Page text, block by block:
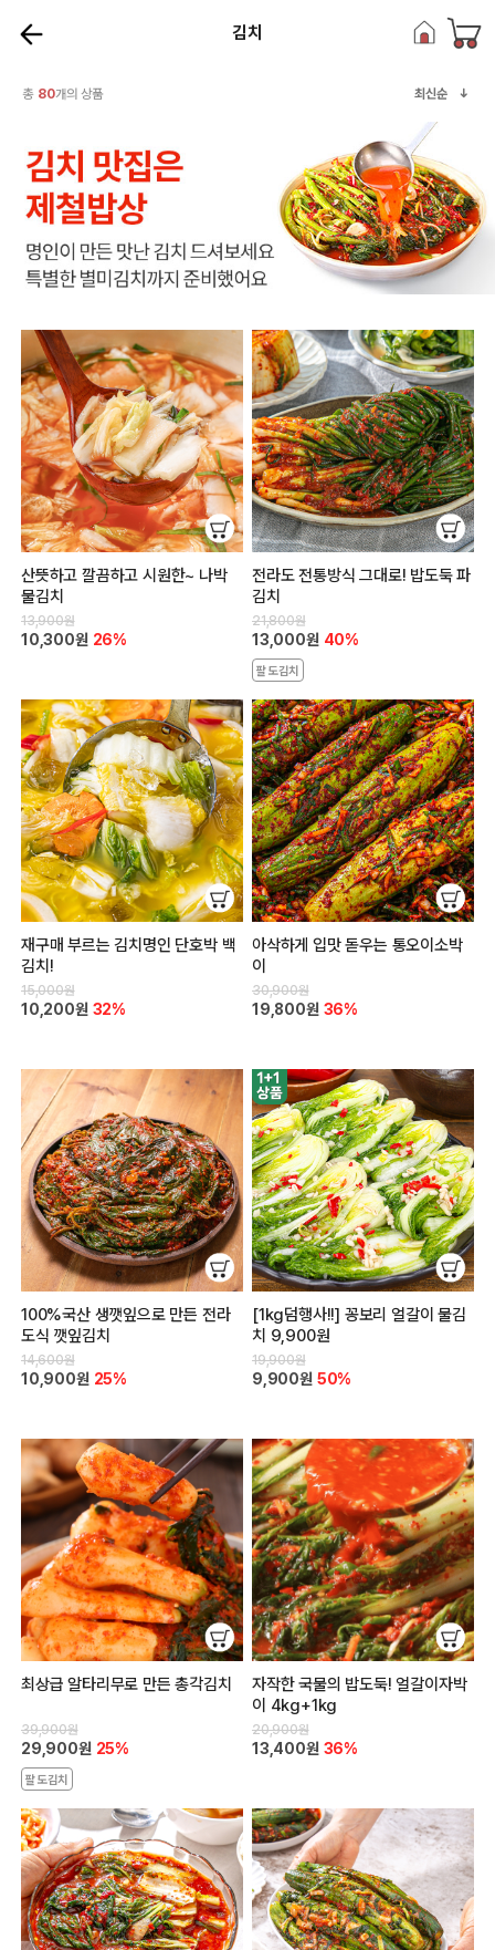
김치
총 80개의 상품 최신순
산뜻하고 깔끔하고 시원한~ 나박
물김치
13,900원
10,300원 26%
전라도 전통방식 그대로! 밥도둑 파
김치
21,800원
13,000원 40%
팔도김치
재구매 부르는 김치명인 단호박 백
김치!
15,000원
10,200원 32%
아삭하게 입맛 돋우는 통오이소박
이
30,900원
19,800원 36%
100%국산 생깻잎으로 만든 전라
도식 깻잎김치
14,600원
10,900원 25%
[1kg덤행사!!] 꽁보리 얼갈이 물김
치 9,900원
19,900원
9,900원 50%
최상급 알타리무로 만든 총각김치
39,900원
29,900원 25%
팔도김치
자작한 국물의 밥도둑! 얼갈이자박
이 4kg+1kg
20,900원
13,400원 36%